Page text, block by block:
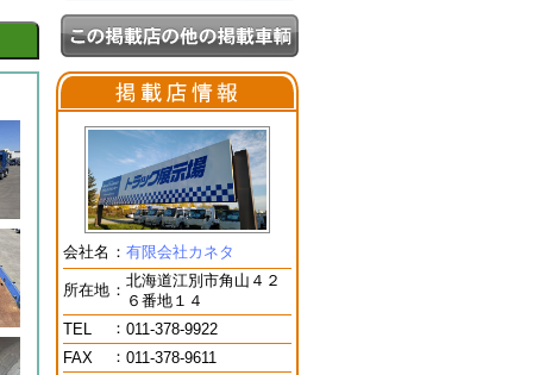
会社名 ： 有限会社カネタ
所在地 ：
北海道江別市角山４２
６番地１４
TEL
： 011-378-9922
FAX
： 011-378-9611